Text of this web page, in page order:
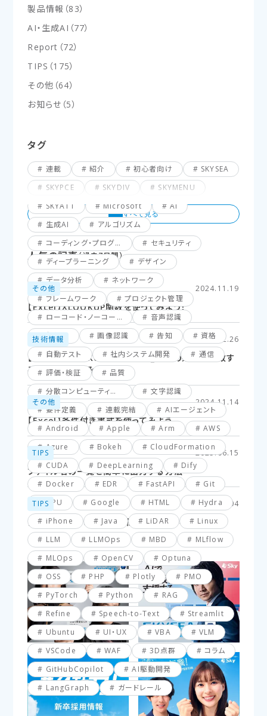
製品情報 （83）
AI・生成AI （77）
Report （72）
TIPS （175）
その他 （64）
お知らせ （5）
タグ
連載 紹介 初心者向け
SKYSEA
SKYPCE
SKYDIV
SKYMENU
SKYATT
Microsoft
AI
生成AI
アルゴリズム
コーディング・プログラミング
セキュリティ
ディープラーニング
デザイン
データ分析
ネットワーク
フレームワーク
プロジェクト管理
ローコード・ノーコード
音声認識
仮想化
画像認識 告知
資格
自動テスト
社内システム開発
通信
評価・検証
品質
分散コンピューティング
文字認識
要件定義
連載完結
AIエージェント
Android
Apple Arm
AWS
Azure
Bokeh
CloudFormation
CUDA
DeepLearning
Dify
Docker
EDR FastAPI
Git
GPU
Google HTML
Hydra
iPhone
Java LiDAR
Linux
LLM
LLMOps MBD
MLflow
MLOps
OpenCV
Optuna
OSS
PHP Plotly
PMO
PyTorch
Python
RAG
Refine
Speech-to-Text
Streamlit
Ubuntu
UI・UX VBA
VLM
VSCode
WAF 3D点群
コラム
GitHubCopilot
AI駆動開発
LangGraph
ガードレール
人気の記事（過去7日間）
その他 2024.11.19
【Excel】XLOOKUP関数を使ってみよう！
技術情報 2025.02.26
【Excel】XLOOKUP関数応用編_複数の条件に一致す
るセルを探してみよう！
その他 2024.11.14
【Excel】条件付き書式を使ってみよう
TIPS 2025.06.15
ファイル名の一覧を簡単に出力する方法
TIPS 2025.03.04
【VBA】最終行と最終列を簡単に取得する方法